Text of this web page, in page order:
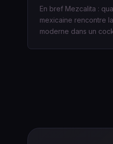
En bref Mezcalita :
mexicaine rencontre
moderne dans un